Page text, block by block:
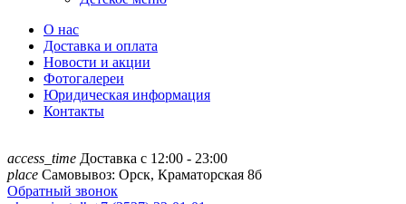
О нас
Доставка и оплата
Новости и акции
Фотогалереи
Юридическая информация
Контакты
access_time Доставка с 12:00 - 23:00
place Самовывоз: Орск, Краматорская 8б
Обратный звонок